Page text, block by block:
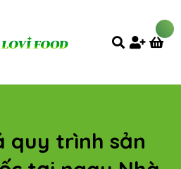
quy trình sản